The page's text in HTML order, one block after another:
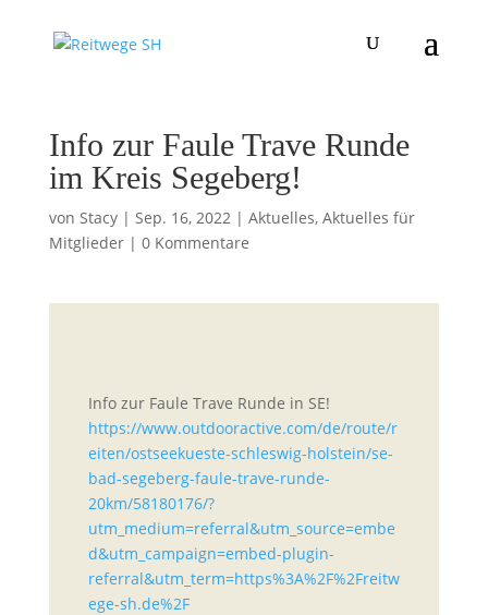
Info zur Faule Trave Runde
im Kreis Segeberg!
von Stacy| Sep. 16, 2022| Aktuelles, Aktuelles für
Mitglieder| 0 Kommentare
Info zur Faule Trave Runde in SE!
https://www.outdooractive.com/de/route/r
eiten/ostseekueste-schleswig-holstein/se-
bad-segeberg-faule-trave-runde-
20km/58180176/?
utm_medium=referral&utm_source=embe
d&utm_campaign=embed-plugin-
referral&utm_term=https%3A%2F%2Freitw
ege-sh.de%2F